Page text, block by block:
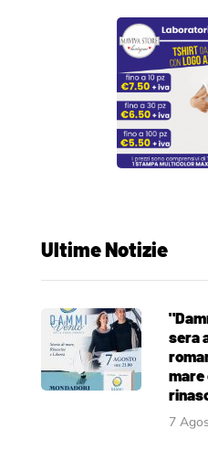
Ultime Notizie
sera
mare
7